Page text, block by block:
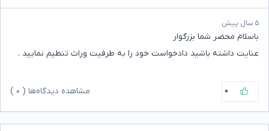
۵ سال پیش
باسلام محضر شما بزرگوار
عنایت داشته باشید دادخواست خود را به طرفیت وراث تنطیم نمایید .
۰ مشاهده دیدگاه‌ها ( ۰